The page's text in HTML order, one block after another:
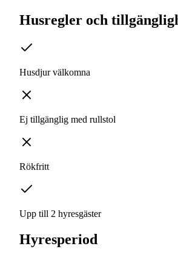
Husregler och
Husdjur välkomna
Ej tillgänglig med rullstol
Rökfritt
Upp till 2 hyresgäster
Hyresperiod